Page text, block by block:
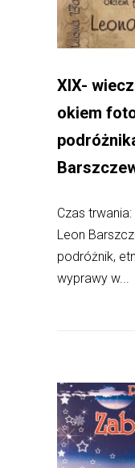
XIX-
okiem
Czas
Leon
podróżnik,
wyprawy w...